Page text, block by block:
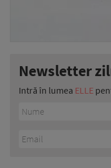
Newsletter
Intră în lumea ELLE